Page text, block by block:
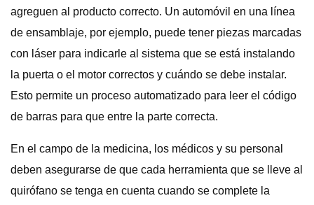
agreguen al producto correcto. Un automóvil en una línea
de ensamblaje, por ejemplo, puede tener piezas marcadas
con láser para indicarle al sistema que se está instalando
la puerta o el motor correctos y cuándo se debe instalar.
Esto permite un proceso automatizado para leer el código
de barras para que entre la parte correcta.
En el campo de la medicina, los médicos y su personal
deben asegurarse de que cada herramienta que se lleve al
quirófano se tenga en cuenta cuando se complete la